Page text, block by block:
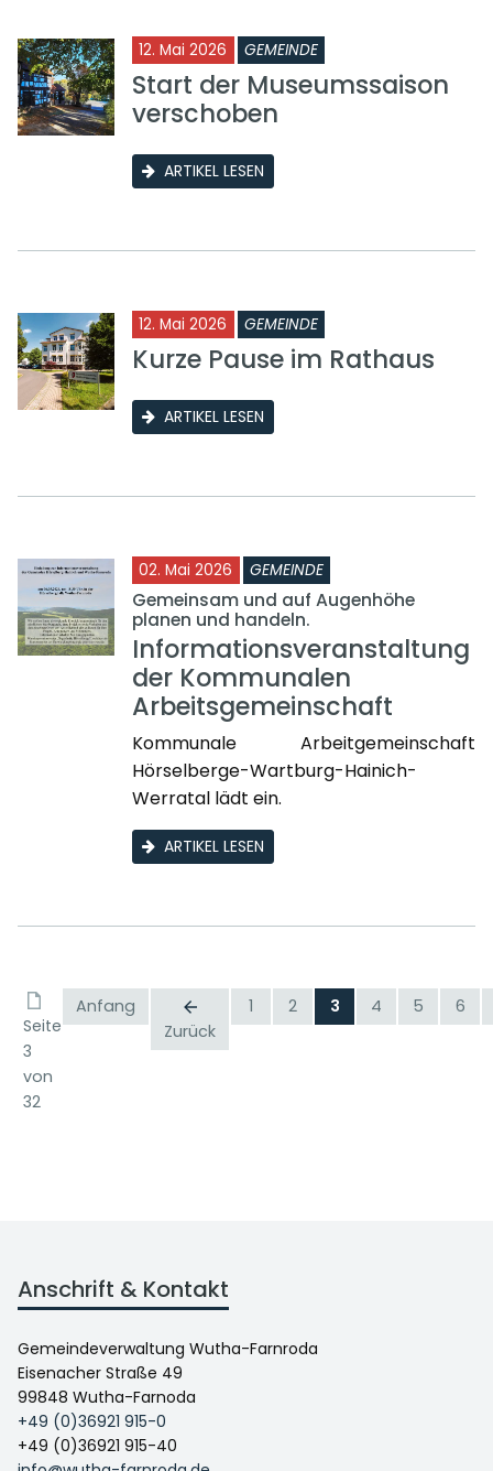
12. Mai 2026 GEMEINDE
Start der Museumssaison
verschoben
ARTIKEL LESEN
12. Mai 2026 GEMEINDE
Kurze Pause im Rathaus
ARTIKEL LESEN
02. Mai 2026 GEMEINDE
Gemeinsam und auf Augenhöhe
planen und handeln.
Informationsveranstaltung
der Kommunalen
Arbeitsgemeinschaft
Kommunale Arbeitgemeinschaft
Hörselberge-Wartburg-Hainich-
Werratal lädt ein.
ARTIKEL LESEN
Seite
3
von
32
Anfang
Zurück
1 2 3 4 5 6
Anschrift & Kontakt
Gemeindeverwaltung Wutha-Farnroda
Eisenacher Straße 49
99848 Wutha-Farnoda
+49 (0)36921 915-0
+49 (0)36921 915-40